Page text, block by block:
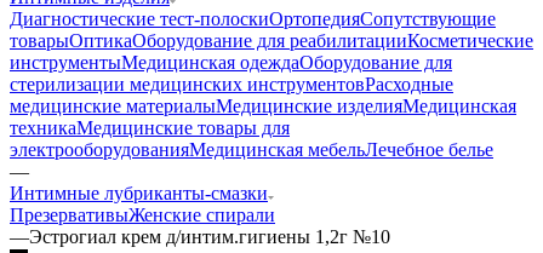
Диагностические тест-полоскиОртопедияСопутствующие
товарыОптикаОборудование для реабилитацииКосметические
инструментыМедицинская одеждаОборудование для
стерилизации медицинских инструментовРасходные
медицинские материалыМедицинские изделияМедицинская
техникаМедицинские товары для
электрооборудованияМедицинская мебельЛечебное белье
—
Интимные лубриканты-смазки
ПрезервативыЖенские спирали
—Эстрогиал крем д/интим.гигиены 1,2г №10